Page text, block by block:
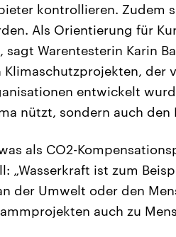
kontrollieren. Zudem
Als Orientierung für
Warentesterin Karin
der
entwickelt
nützt, sondern auch den
als CO2-
„Wasserkraft ist zum
der Umwelt oder den
auch zu